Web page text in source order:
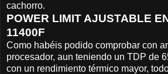
cachorro.
POWER LIMIT AJUSTABLE
11400F
Como habéis podido comprobar con
procesador, aun teniendo un TDP de
con un rendimiento térmico mayor,